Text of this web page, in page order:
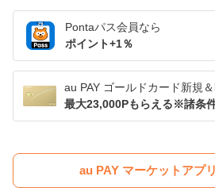
Pontaパス会員なら
ポイント+1％
au PAY ゴールドカード新規
最大23,000Pもらえる※諸条
au PAY マーケットアプ